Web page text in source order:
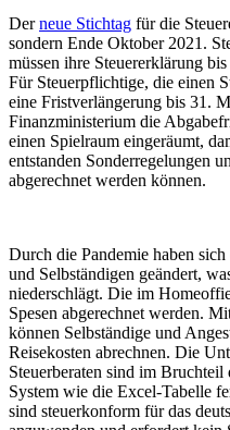
Derneue Stichtag für die
sondern Ende Oktober 2021.
müssen ihre Steuererklärung
Für Steuerpflichtige, die einen
eine Fristverlängerung bis 31.
Finanzministerium die
einen Spielraum eingeräumt,
entstanden Sonderregelungen
abgerechnet werden können.
Durch die Pandemie haben
und Selbständigen geändert,
niederschlägt. Die im
Spesen abgerechnet werden.
können Selbständige und
Reisekosten abrechnen. Die
Steuerberaten sind im
System wie die Excel-Tabelle
sind steuerkonform für das